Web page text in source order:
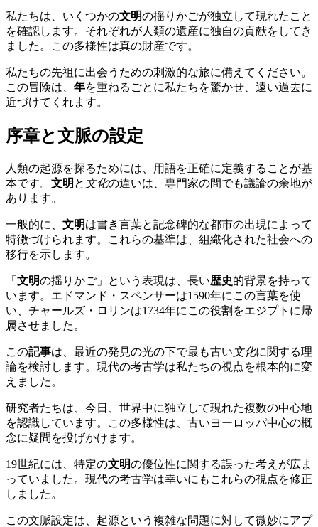
私たちは、いくつかの文明の揺りかごが独立して現れたこと
を確認します。それぞれが人類の遺産に独自の貢献をしてき
ました。この多様性は真の財産です。
私たちの先祖に出会うための刺激的な旅に備えてください。
この冒険は、 年を重ねるごとに私たちを驚かせ、遠い過去に
近づけてくれます。
序章と文脈の設定
人類の起源を探るためには、用語を正確に定義することが基
本です。 文明 と 文化の違いは、専門家の間でも議論の余地が
あります。
一般的に、 文明は書き言葉と記念碑的な都市の出現によって
特徴づけられます。これらの基準は、組織化された社会への
移行を示します。
「 文明の揺りかご」という表現は、長い歴史的背景を持って
います。エドマンド・スペンサーは1590年にこの言葉を使
い、チャールズ・ロリンは1734年にこの役割をエジプトに帰
属させました。
この記事は、最近の発見の光の下で最も古い文化に関する理
論を検討します。現代の考古学は私たちの視点を根本的に変
えました。
研究者たちは、今日、世界中に独立して現れた複数の中心地
を認識しています。この多様性は、古いヨーロッパ中心の概
念に疑問を投げかけます。
19世紀には、特定の文明の優位性に関する誤った考えが広ま
っていました。現代の考古学は幸いにもこれらの視点を修正
しました。
この文脈設定は、起源という複雑な問題に対して微妙にアプ